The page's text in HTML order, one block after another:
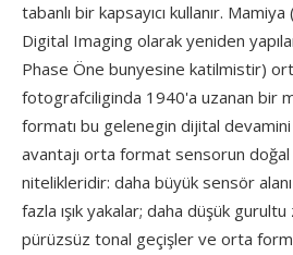
tabanlı bir kapsayıcı kullanır.
Digital Imaging olarak yeniden
Phase Öne bunyesine katilmistir)
fotografciliginda 1940'a uzanan bir
formatı bu gelenegin dijital
avantajı orta format sensorun
nitelikleridir: daha büyük sensör
fazla ışık yakalar; daha düşük
pürüzsüz tonal geçişler ve orta